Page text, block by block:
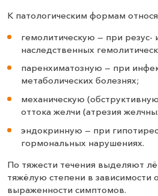
К патологическим формам
гемолитическую — при
наследственных
паренхиматозную — при
метаболических болезнях;
механическую
оттока желчи (атрезия
эндокринную — при
гормональных нарушениях.
По тяжести течения выделяют
тяжёлую степени в зависимости
выраженности симптомов.